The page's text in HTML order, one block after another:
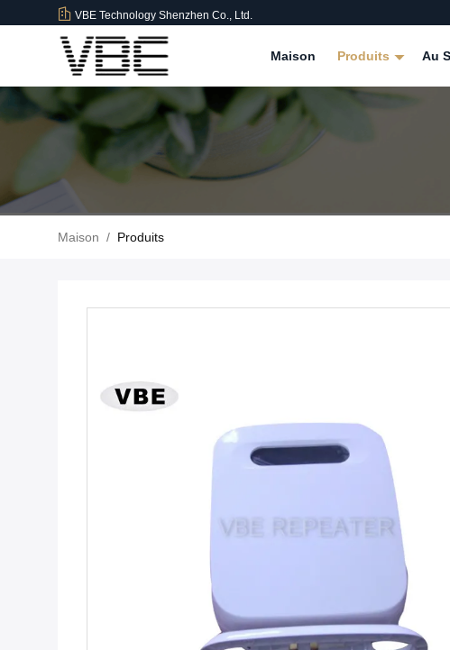
VBE Technology Shenzhen Co., Ltd.
Maison Produits Au
Maison / Produits